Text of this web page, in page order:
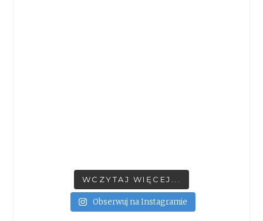
WCZYTAJ WIĘCEJ...
Obserwuj na Instagramie